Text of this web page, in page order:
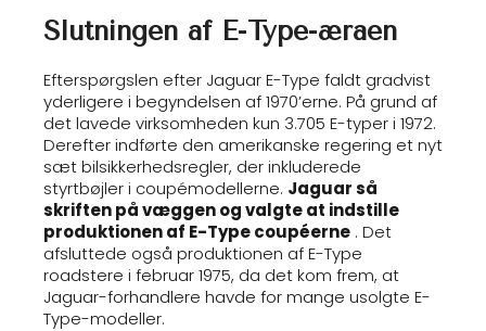
Slutningen af E-Type-æraen
Efterspørgslen efter Jaguar E-Type faldt gradvist
yderligere i begyndelsen af 1970’erne. På grund af
det lavede virksomheden kun 3.705 E-typer i 1972.
Derefter indførte den amerikanske regering et nyt
sæt bilsikkerhedsregler, der inkluderede
styrtbøjler i coupémodellerne. Jaguar så
skriften på væggen og valgte at indstille
produktionen af E-Type coupéerne . Det
afsluttede også produktionen af E-Type
roadstere i februar 1975, da det kom frem, at
Jaguar-forhandlere havde for mange usolgte E-
Type-modeller.